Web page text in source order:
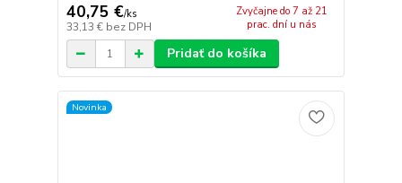
40,75 €/ks
33,13 € bez DPH
Zvyčajne do 7 až 21
prac. dní u nás
Pridať do košíka
Novinka